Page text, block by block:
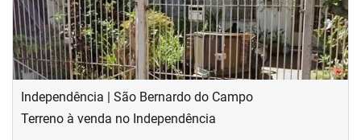
Independência | São Bernardo do Campo
Terreno à venda no Independência